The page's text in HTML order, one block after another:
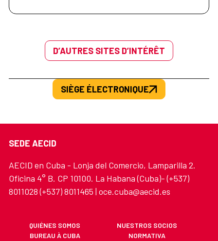
D’AUTRES SITES D’INTÉRÊT
SIÈGE ÉLECTRONIQUE
SEDE AECID
AECID en Cuba - Lonja del Comercio, Lamparilla 2.
Oficina 4° B. CP 10100. La Habana (Cuba)- (+537)
8011028 (+537) 8011465 | oce.cuba@aecid.es
QUIÉNES SOMOS
NUESTROS SOCIOS
BUREAU À CUBA
NORMATIVA